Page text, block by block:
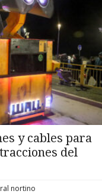
y cables para
del
nortino